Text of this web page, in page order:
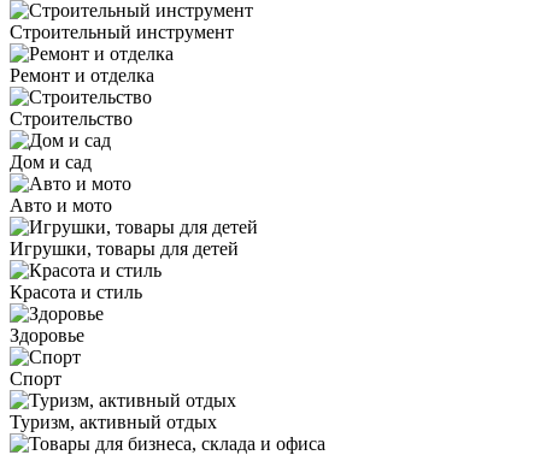
Строительный инструмент
Ремонт и отделка
Строительство
Дом и сад
Авто и мото
Игрушки, товары для детей
Красота и стиль
Здоровье
Спорт
Туризм, активный отдых